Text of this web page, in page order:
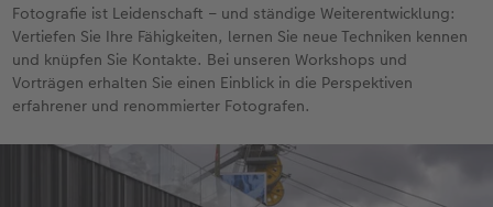
Fotografie ist Leidenschaft – und ständige Weiterentwicklung:
Vertiefen Sie Ihre Fähigkeiten, lernen Sie neue Techniken kennen
und knüpfen Sie Kontakte. Bei unseren Workshops und
Vorträgen erhalten Sie einen Einblick in die Perspektiven
erfahrener und renommierter Fotografen.